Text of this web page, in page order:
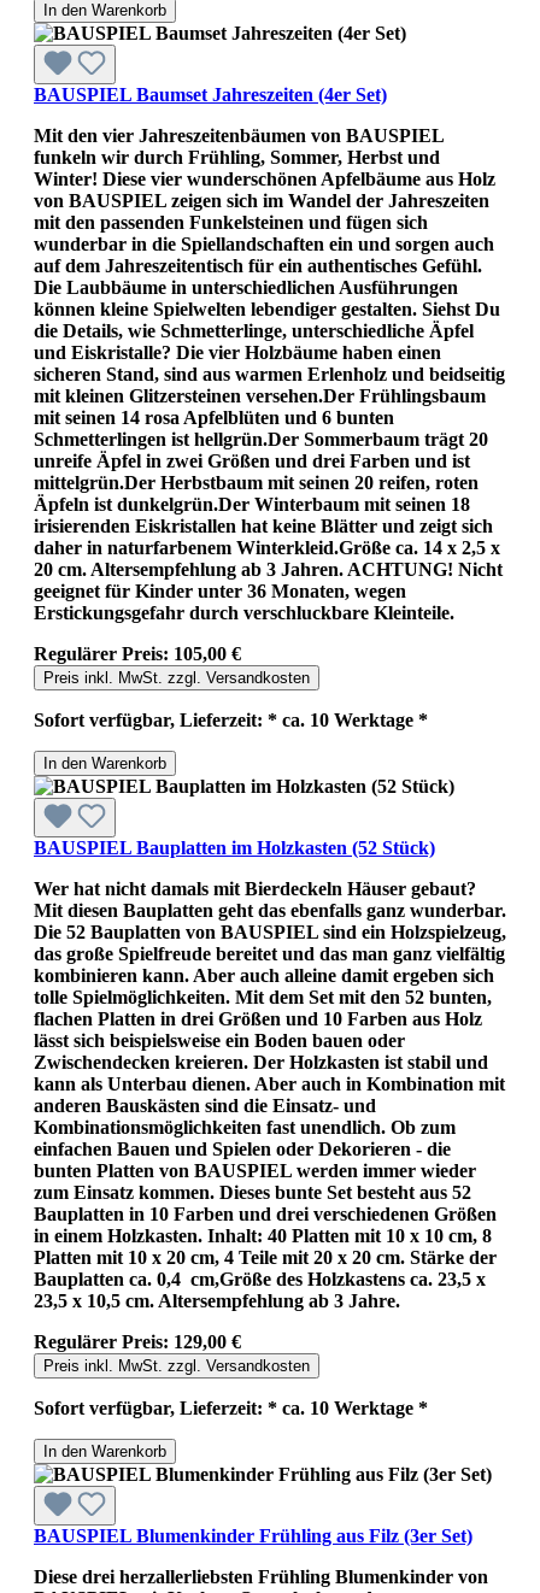
In den Warenkorb
BAUSPIEL Baumset Jahreszeiten (4er Set)
Mit den vier Jahreszeitenbäumen von BAUSPIEL
funkeln wir durch Frühling, Sommer, Herbst und
Winter! Diese vier wunderschönen Apfelbäume aus Holz
von BAUSPIEL zeigen sich im Wandel der Jahreszeiten
mit den passenden Funkelsteinen und fügen sich
wunderbar in die Spiellandschaften ein und sorgen auch
auf dem Jahreszeitentisch für ein authentisches Gefühl.
Die Laubbäume in unterschiedlichen Ausführungen
können kleine Spielwelten lebendiger gestalten. Siehst Du
die Details, wie Schmetterlinge, unterschiedliche Äpfel
und Eiskristalle? Die vier Holzbäume haben einen
sicheren Stand, sind aus warmen Erlenholz und beidseitig
mit kleinen Glitzersteinen versehen.Der Frühlingsbaum
mit seinen 14 rosa Apfelblüten und 6 bunten
Schmetterlingen ist hellgrün.Der Sommerbaum trägt 20
unreife Äpfel in zwei Größen und drei Farben und ist
mittelgrün.Der Herbstbaum mit seinen 20 reifen, roten
Äpfeln ist dunkelgrün.Der Winterbaum mit seinen 18
irisierenden Eiskristallen hat keine Blätter und zeigt sich
daher in naturfarbenem Winterkleid.Größe ca. 14 x 2,5 x
20 cm. Altersempfehlung ab 3 Jahren. ACHTUNG! Nicht
geeignet für Kinder unter 36 Monaten, wegen
Erstickungsgefahr durch verschluckbare Kleinteile.
Regulärer Preis: 105,00 €
Preis inkl. MwSt. zzgl. Versandkosten
Sofort verfügbar, Lieferzeit: * ca. 10 Werktage *
In den Warenkorb
BAUSPIEL Bauplatten im Holzkasten (52 Stück)
Wer hat nicht damals mit Bierdeckeln Häuser gebaut?
Mit diesen Bauplatten geht das ebenfalls ganz wunderbar.
Die 52 Bauplatten von BAUSPIEL sind ein Holzspielzeug,
das große Spielfreude bereitet und das man ganz vielfältig
kombinieren kann. Aber auch alleine damit ergeben sich
tolle Spielmöglichkeiten. Mit dem Set mit den 52 bunten,
flachen Platten in drei Größen und 10 Farben aus Holz
lässt sich beispielsweise ein Boden bauen oder
Zwischendecken kreieren. Der Holzkasten ist stabil und
kann als Unterbau dienen. Aber auch in Kombination mit
anderen Bauskästen sind die Einsatz- und
Kombinationsmöglichkeiten fast unendlich. Ob zum
einfachen Bauen und Spielen oder Dekorieren - die
bunten Platten von BAUSPIEL werden immer wieder
zum Einsatz kommen. Dieses bunte Set besteht aus 52
Bauplatten in 10 Farben und drei verschiedenen Größen
in einem Holzkasten. Inhalt: 40 Platten mit 10 x 10 cm, 8
Platten mit 10 x 20 cm, 4 Teile mit 20 x 20 cm. Stärke der
Bauplatten ca. 0,4 cm,Größe des Holzkastens ca. 23,5 x
23,5 x 10,5 cm. Altersempfehlung ab 3 Jahre.
Regulärer Preis: 129,00 €
Preis inkl. MwSt. zzgl. Versandkosten
Sofort verfügbar, Lieferzeit: * ca. 10 Werktage *
In den Warenkorb
BAUSPIEL Blumenkinder Frühling aus Filz (3er Set)
Diese drei herzallerliebsten Frühling Blumenkinder von